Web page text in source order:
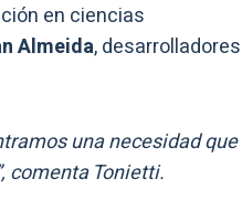
en ciencias
Almeida, desarrolladores
una necesidad que
comenta Tonietti.